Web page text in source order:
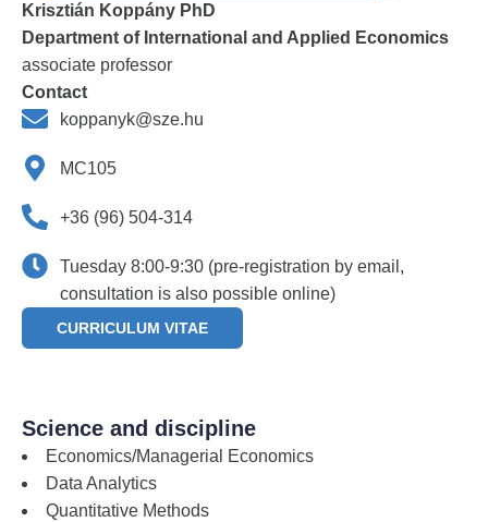
Krisztián Koppány PhD
Department of International and Applied Economics
associate professor
Contact
koppanyk@sze.hu
MC105
+36 (96) 504-314
Tuesday 8:00-9:30 (pre-registration by email,
consultation is also possible online)
CURRICULUM VITAE
Science and discipline
Economics/Managerial Economics
Data Analytics
Quantitative Methods